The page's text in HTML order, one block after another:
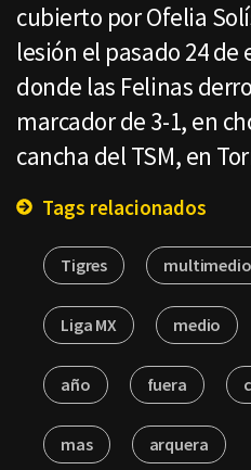
cubierto por Ofelia
lesión el pasado 24 de
donde las Felinas
marcador de 3-1, en
cancha del TSM, en
Tags relacionados
Tigres
Liga MX medio
año fuera
mas arquera